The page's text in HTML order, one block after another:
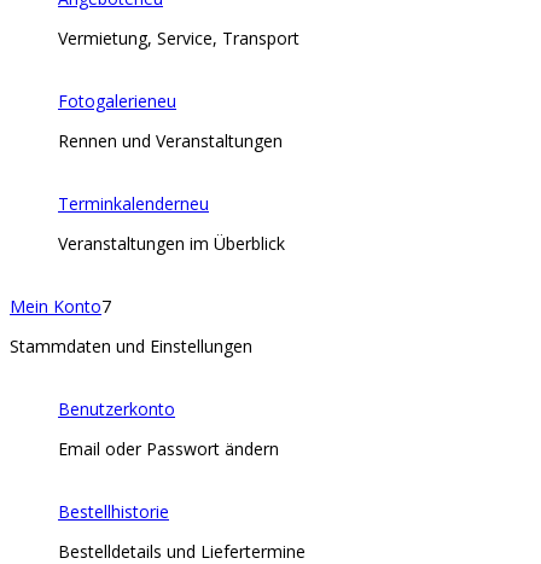
Vermietung, Service, Transport
Fotogalerieneu
Rennen und Veranstaltungen
Terminkalenderneu
Veranstaltungen im Überblick
Mein Konto7
Stammdaten und Einstellungen
Benutzerkonto
Email oder Passwort ändern
Bestellhistorie
Bestelldetails und Liefertermine